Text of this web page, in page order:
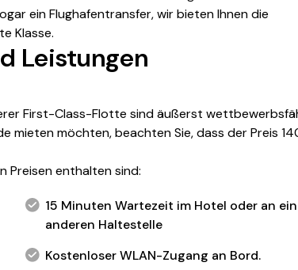
ein Flughafentransfer, wir bieten Ihnen die
Klasse.
Leistungen
First-Class-Flotte sind äußerst
mieten möchten, beachten Sie, dass der Preis
Preisen enthalten sind:
15 Minuten Wartezeit im Hotel oder an
anderen Haltestelle
Kostenloser WLAN-Zugang an Bord.